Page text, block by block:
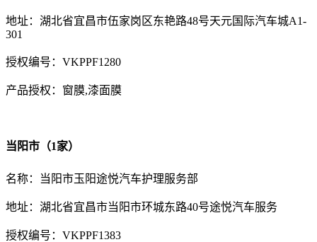
地址：湖北省宜昌市伍家岗区东艳路48号天元国际汽车城A1-
301
授权编号：VKPPF1280
产品授权：窗膜,漆面膜
当阳市（1家）
名称：当阳市玉阳途悦汽车护理服务部
地址：湖北省宜昌市当阳市环城东路40号途悦汽车服务
授权编号：VKPPF1383